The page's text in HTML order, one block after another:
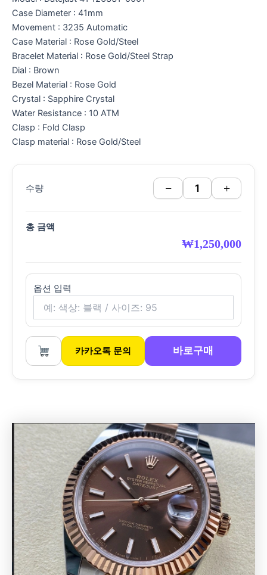
Case Diameter : 41mm
Movement : 3235 Automatic
Case Material : Rose Gold/Steel
Bracelet Material : Rose Gold/Steel Strap
Dial : Brown
Bezel Material : Rose Gold
Crystal : Sapphire Crystal
Water Resistance : 10 ATM
Clasp : Fold Clasp
Clasp material : Rose Gold/Steel
수량 − +
총 금액
₩1,250,000
옵션 입력
카카오톡 문의 바로구매